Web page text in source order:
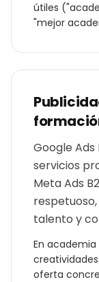
útiles ("
"mejor
Google Ads
servicios
Meta Ads
talento y
En academia
oferta